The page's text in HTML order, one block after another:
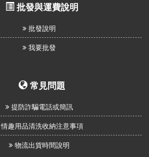
批發與運費說明
批發說明
我要批發
常見問題
提防詐騙電話或簡訊
情趣用品清洗收納注意事項
物流出貨時間說明